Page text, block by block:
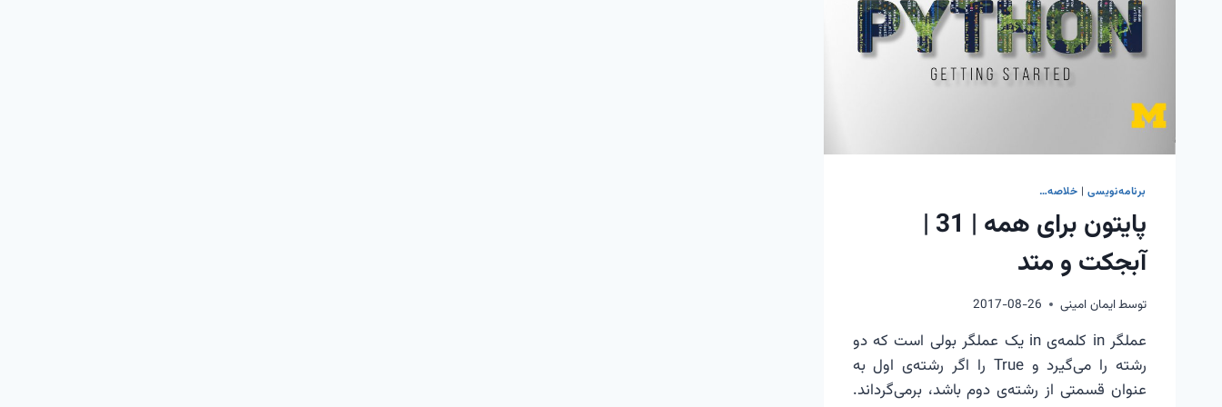
برنامه‌نویسی| خلاصه…
پایتون برای همه | 31 |
آبجکت و متد
توسطایمان امینی 2017-08-26
عملگر in کلمه‌ی in یک عملگر بولی است که دو
رشته را می‌گیرد و True را اگر رشته‌ی اول به
عنوان قسمتی از رشته‌ی دوم باشد، برمی‌گرداند.